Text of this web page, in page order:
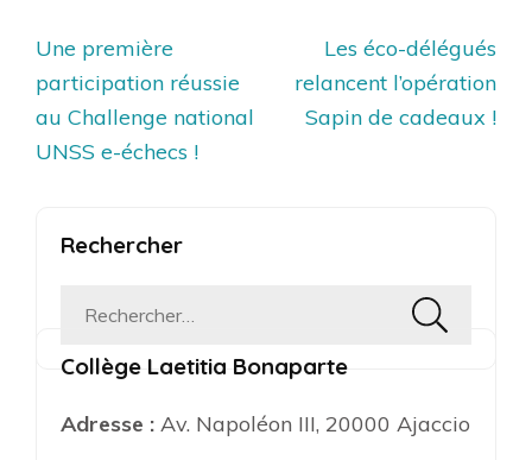
Navigation
de
l’article
Une première
participation réussie
au Challenge national
UNSS e-échecs !
Les éco-délégués
relancent l’opération
Sapin de cadeaux !
Rechercher
Rechercher :
Collège Laetitia Bonaparte
Adresse : Av. Napoléon III, 20000 Ajaccio